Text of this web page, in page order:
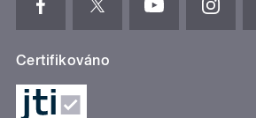
Certifikováno